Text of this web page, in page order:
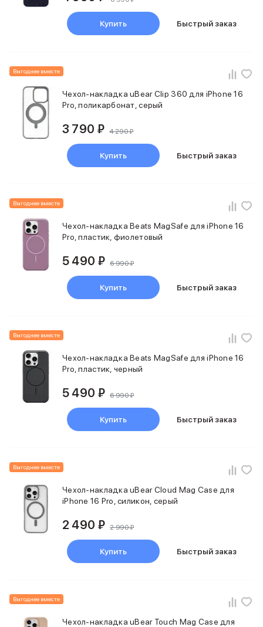
Купить Быстрый заказ
Выгоднее вместе
Чехол-накладка uBear Сlip 360 для iPhone 16
Pro, поликарбонат, серый
3 790 ₽ 4 290 ₽
Купить Быстрый заказ
Выгоднее вместе
Чехол-накладка Beats MagSafe для iPhone 16
Pro, пластик, фиолетовый
5 490 ₽ 6 990 ₽
Купить Быстрый заказ
Выгоднее вместе
Чехол-накладка Beats MagSafe для iPhone 16
Pro, пластик, черный
5 490 ₽ 6 990 ₽
Купить Быстрый заказ
Выгоднее вместе
Чехол-накладка uBear Cloud Mag Case для
iPhone 16 Pro, силикон, серый
2 490 ₽ 2 990 ₽
Купить Быстрый заказ
Выгоднее вместе
Чехол-накладка uBear Touch Mag Case для